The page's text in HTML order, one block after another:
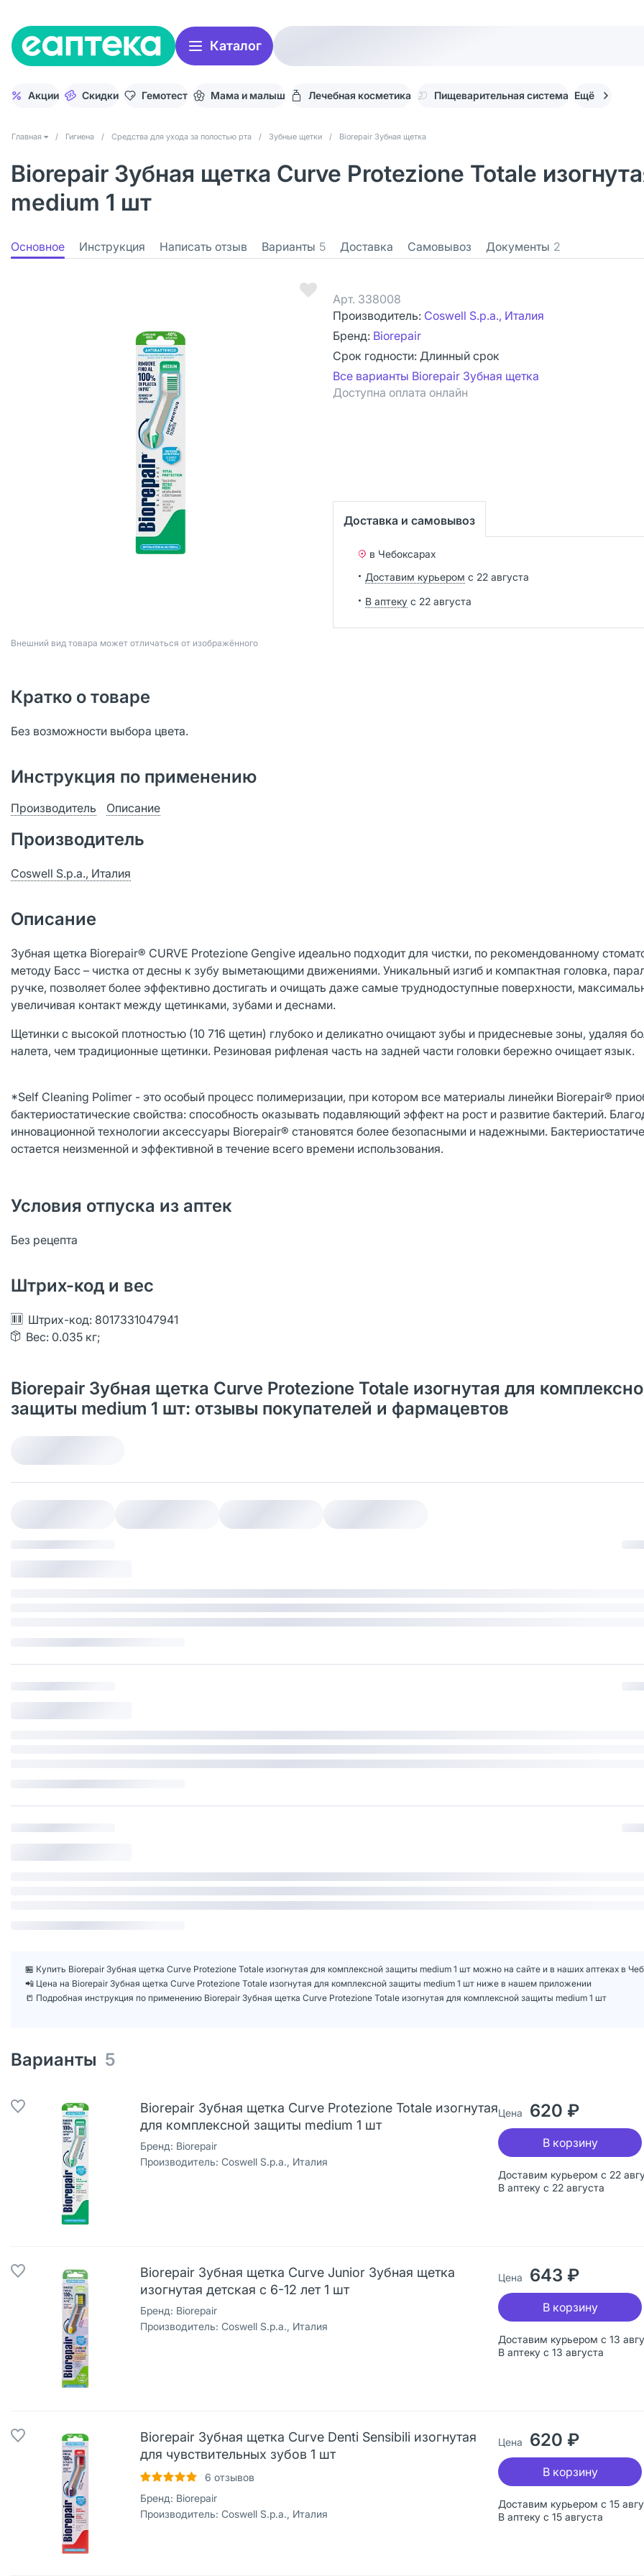
Каталог
Акции Скидки Гемотест Мама и малыш Лечебная косметика Пищеварительная система Ещё
Главная / Гигиена / Средства для ухода за полостью рта / Зубные щетки / Biorepair Зубная щетка
Biorepair Зубная щетка Curve Protezione Totale
medium 1 шт
Основное Инструкция Написать отзыв Варианты 5 Доставка Самовывоз Документы 2
Bнешний вид товара может отличаться от изображённого
Арт. 338008
Производитель: Coswell S.p.a., Италия
Бренд: Biorepair
Срок годности: Длинный срок
Все варианты Biorepair Зубная щетка
Доступна оплата онлайн
Доставка и самовывоз
в Чебоксарах
Доставим курьером с 22 августа
В аптеку с 22 августа
Кратко о товаре
Без возможности выбора цвета.
Инструкция по применению
Производитель Описание
Производитель
Coswell S.p.a., Италия
Описание
Зубная щетка Biorepair® CURVE Protezione Gengive идеально подходит для чистки, по рекомендованному
методу Басс – чистка от десны к зубу выметающими движениями. Уникальный изгиб и компактная головка,
ручке, позволяет более эффективно достигать и очищать даже самые труднодоступные поверхности,
увеличивая контакт между щетинками, зубами и деснами.
Щетинки с высокой плотностью (10 716 щетин) глубоко и деликатно очищают зубы и придесневые зоны, удаляя
налета, чем традиционные щетинки. Резиновая рифленая часть на задней части головки бережно очищает язык.
*Self Cleaning Polimer - это особый процесс полимеризации, при котором все материалы линейки Biorepair®
бактериостатические свойства: способность оказывать подавляющий эффект на рост и развитие бактерий.
инновационной технологии аксессуары Biorepair® становятся более безопасными и надежными.
остается неизменной и эффективной в течение всего времени использования.
Условия отпуска из аптек
Без рецепта
Штрих-код и вес
Штрих-код: 8017331047941
Вес: 0.035 кг;
Biorepair Зубная щетка Curve Protezione Totale изогнутая для
защиты medium 1 шт: отзывы покупателей и фармацевтов
🏪 Купить Biorepair Зубная щетка Curve Protezione Totale изогнутая для комплексной защиты medium 1 шт можно на сайте и в наших аптеках в
📲 Цена на Biorepair Зубная щетка Curve Protezione Totale изогнутая для комплексной защиты medium 1 шт ниже в нашем приложении
📒 Подробная инструкция по применению Biorepair Зубная щетка Curve Protezione Totale изогнутая для комплексной защиты medium 1 шт
Варианты 5
Biorepair Зубная щетка Curve Protezione Totale изогнутая
для комплексной защиты medium 1 шт
Бренд: Biorepair
Производитель: Coswell S.p.a., Италия
Доставим курьером с 22
В аптеку с 22 августа
Цена 620 ₽
В корзину
Biorepair Зубная щетка Curve Junior Зубная щетка
изогнутая детская с 6-12 лет 1 шт
Бренд: Biorepair
Производитель: Coswell S.p.a., Италия
Доставим курьером с 13
В аптеку с 13 августа
Цена 643 ₽
В корзину
Biorepair Зубная щетка Curve Denti Sensibili изогнутая
для чувствительных зубов 1 шт
6 отзывов
Бренд: Biorepair
Производитель: Coswell S.p.a., Италия
Доставим курьером с 15
В аптеку с 15 августа
Цена 620 ₽
В корзину